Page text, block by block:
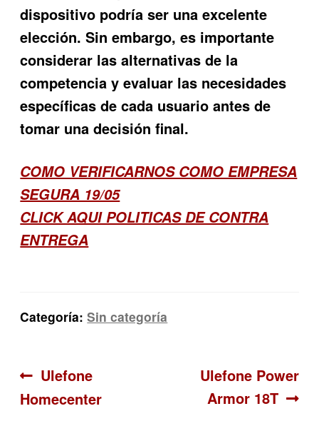
dispositivo podría ser una excelente
elección. Sin embargo, es importante
considerar las alternativas de la
competencia y evaluar las necesidades
específicas de cada usuario antes de
tomar una decisión final.
COMO VERIFICARNOS COMO EMPRESA
SEGURA 19/05
CLICK AQUI POLITICAS DE CONTRA
ENTREGA
Categoría:Sin categoría
Navegación
de
Anterior:
Ulefone
Homecenter
Siguiente:
Ulefone Power
Armor 18T